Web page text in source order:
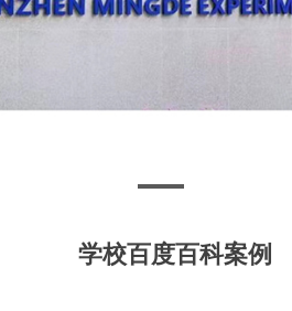
学校百度百科案例